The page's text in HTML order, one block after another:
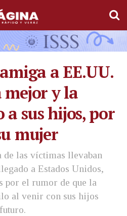
a EE.UU.
y la
a sus hijos, por
mujer
las víctimas llevaban
a Estados Unidos,
por el rumor de que la
al venir con sus hijos